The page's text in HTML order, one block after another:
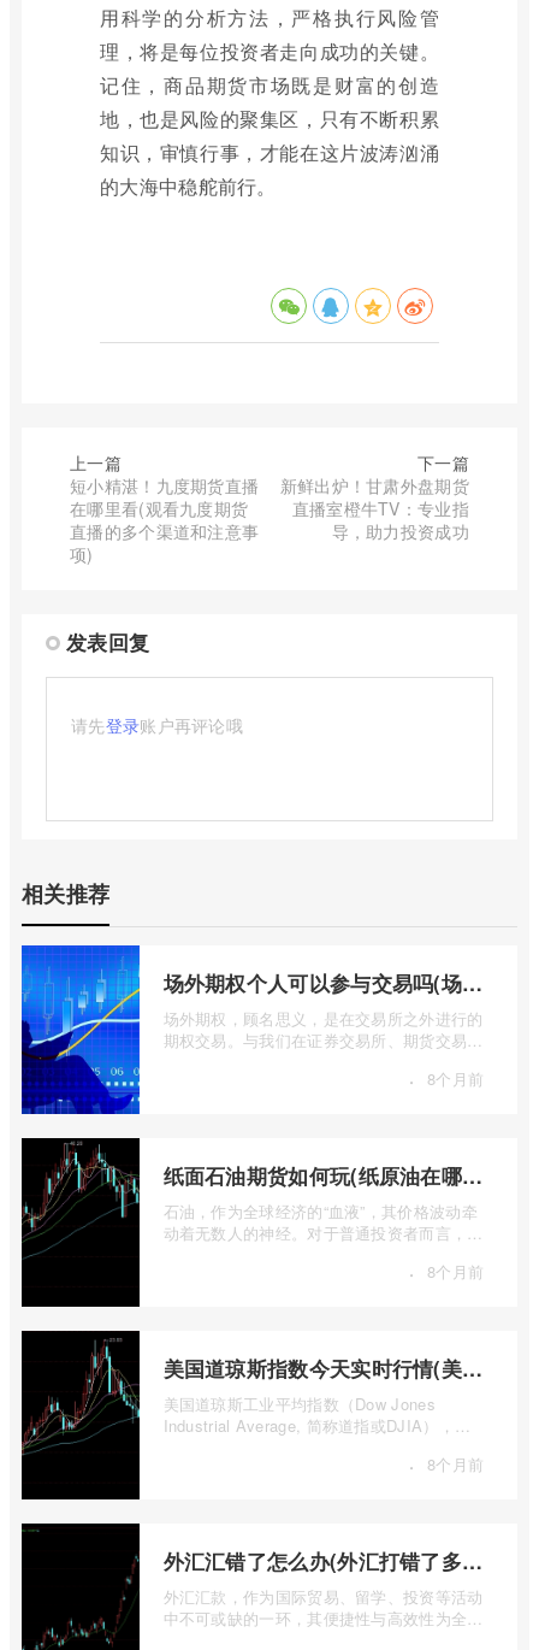
用科学的分析方法，严格执行风险管
理，将是每位投资者走向成功的关键。
记住，商品期货市场既是财富的创造
地，也是风险的聚集区，只有不断积累
知识，审慎行事，才能在这片波涛汹涌
的大海中稳舵前行。
上一篇
短小精湛！九度期货直播
在哪里看(观看九度期货
直播的多个渠道和注意事
项)
下一篇
新鲜出炉！甘肃外盘期货
直播室橙牛TV：专业指
导，助力投资成功
发表回复
请先登录账户再评论哦
相关推荐
场外期权个人可以参与交易吗(场外个股期权怎样交易)
场外期权，顾名思义，是在交易所之外进行的
期权交易。与我们在证券交易所、期货交易所
· 8个月前
纸面石油期货如何玩(纸原油在哪里交易)
石油，作为全球经济的“血液”，其价格波动牵
动着无数人的神经。对于普通投资者而言，直
· 8个月前
美国道琼斯指数今天实时行情(美国道琼斯指数期货指数实时行情)
美国道琼斯工业平均指数（Dow Jones
Industrial Average, 简称道指或DJIA），无
· 8个月前
外汇汇错了怎么办(外汇打错了多久退回来)
外汇汇款，作为国际贸易、留学、投资等活动
中不可或缺的一环，其便捷性与高效性为全球